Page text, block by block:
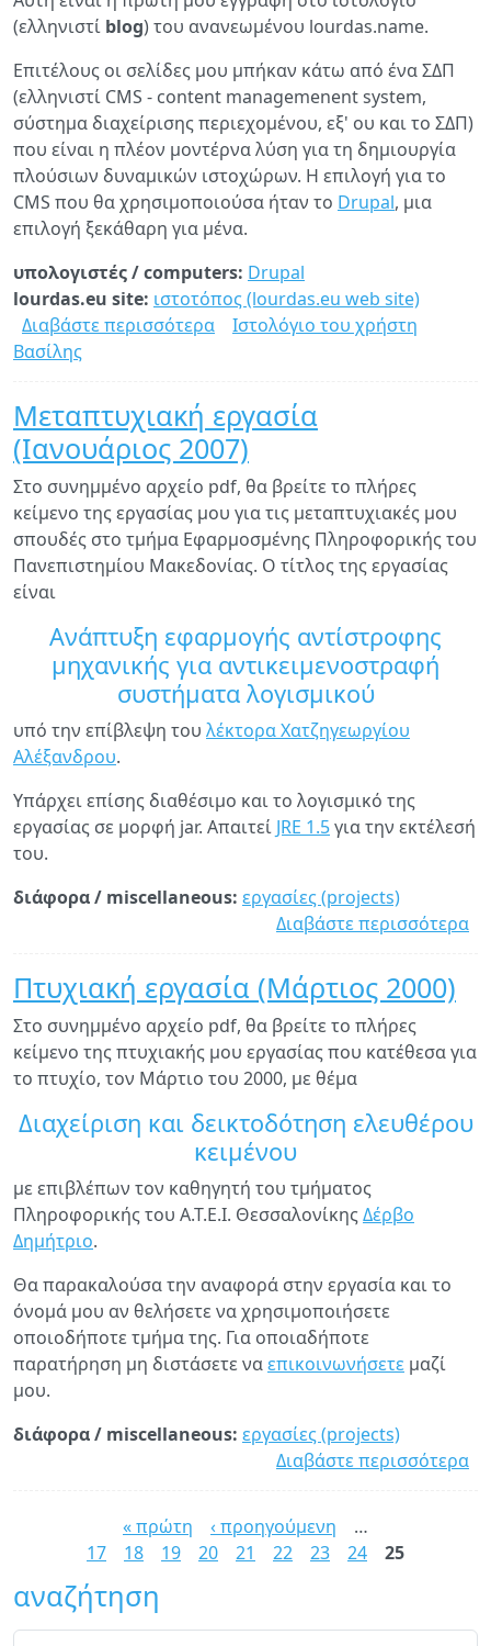
(ελληνιστί blog) του ανανεωμένου lourdas.name.
Επιτέλους οι σελίδες μου μπήκαν κάτω από ένα ΣΔΠ
(ελληνιστί CMS - content managemenent system,
σύστημα διαχείρισης περιεχομένου, εξ' ου και το ΣΔΠ)
που είναι η πλέον μοντέρνα λύση για τη δημιουργία
πλούσιων δυναμικών ιστοχώρων. Η επιλογή για το
CMS που θα χρησιμοποιούσα ήταν το Drupal, μια
επιλογή ξεκάθαρη για μένα.
υπολογιστές / computers: Drupal
lourdas.eu site: ιστοτόπος (lourdas.eu web site)
Διαβάστε περισσότερα γιαΙστολόγιο του χρήστη
Βασίλης
Μεταπτυχιακή εργασία
(Ιανουάριος 2007)
Στο συνημμένο αρχείο pdf, θα βρείτε το πλήρες
κείμενο της εργασίας μου για τις μεταπτυχιακές μου
σπουδές στο τμήμα Εφαρμοσμένης Πληροφορικής του
Πανεπιστημίου Μακεδονίας. Ο τίτλος της εργασίας
είναι
Ανάπτυξη εφαρμογής αντίστροφης
μηχανικής για αντικειμενοστραφή
συστήματα λογισμικού
υπό την επίβλεψη του λέκτορα Χατζηγεωργίου
Αλέξανδρου.
Υπάρχει επίσης διαθέσιμο και το λογισμικό της
εργασίας σε μορφή jar. Απαιτεί JRE 1.5για την εκτέλεσή
του.
διάφορα / miscellaneous: εργασίες (projects)
Διαβάστε περισσότερα
Πτυχιακή εργασία (Μάρτιος 2000)
Στο συνημμένο αρχείο pdf, θα βρείτε το πλήρες
κείμενο της πτυχιακής μου εργασίας που κατέθεσα για
το πτυχίο, τον Μάρτιο του 2000, με θέμα
Διαχείριση και δεικτοδότηση ελευθέρου
κειμένου
με επιβλέπων τον καθηγητή του τμήματος
Πληροφορικής του Α.Τ.Ε.Ι. ΘεσσαλονίκηςΔέρβο
Δημήτριο.
Θα παρακαλούσα την αναφορά στην εργασία και το
όνομά μου αν θελήσετε να χρησιμοποιήσετε
οποιοδήποτε τμήμα της. Για οποιαδήποτε
παρατήρηση μη διστάσετε ναεπικοινωνήσετε μαζί
μου.
διάφορα / miscellaneous: εργασίες (projects)
Διαβάστε περισσότερα
« πρώτη ‹ προηγούμενη
…
17
18 19 20 21 22 23 24 25
αναζήτηση